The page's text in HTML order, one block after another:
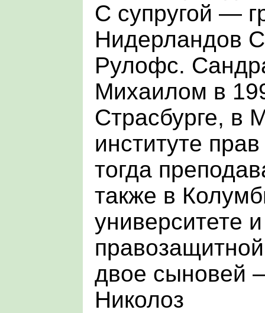
С супругой —
Нидерландов
Рулофс.
Михаилом в
Страсбурге, в
институте
тогда
также в
университете
двое сыновей
Николоз